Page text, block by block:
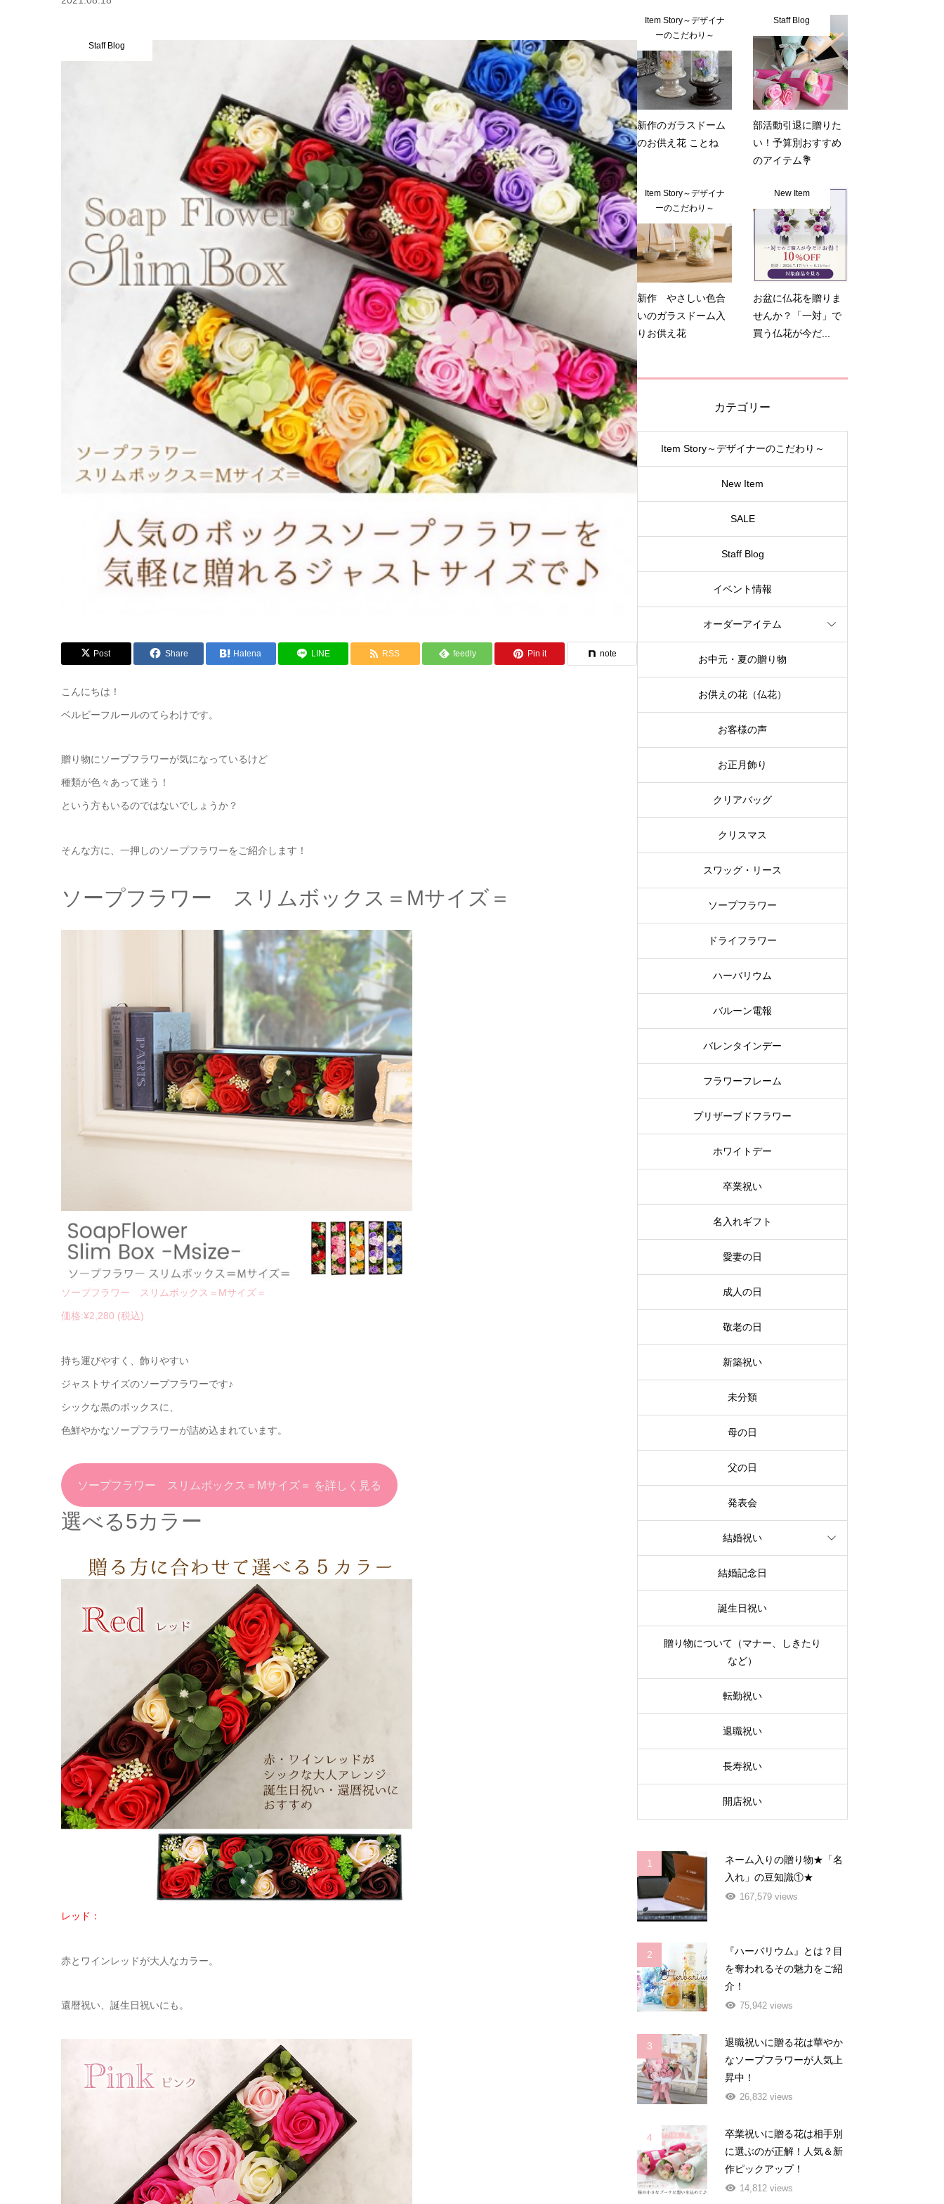
Staff Blog
Post Share Hatena LINE RSS feedly Pin it note
こんにちは！
ベルビーフルールのてらわけです。
贈り物にソープフラワーが気になっているけど
種類が色々あって迷う！
という方もいるのではないでしょうか？
そんな方に、一押しのソープフラワーをご紹介します！
ソープフラワー スリムボックス＝Mサイズ＝
ソープフラワー スリムボックス＝Mサイズ＝
価格:¥2,280 (税込)
持ち運びやすく、飾りやすい
ジャストサイズのソープフラワーです♪
シックな黒のボックスに、
色鮮やかなソープフラワーが詰め込まれています。
ソープフラワー スリムボックス＝Mサイズ＝ を詳しく見る
選べる5カラー
レッド：
赤とワインレッドが大人なカラー。
還暦祝い、誕生日祝いにも。
Item Story～デザイナ
ーのこだわり～
新作のガラスドーム
のお供え花 ことね
Staff Blog
部活動引退に贈りた
い！予算別おすすめ
のアイテム💐
Item Story～デザイナ
ーのこだわり～
新作 やさしい色合
いのガラスドーム入
りお供え花
New Item
お盆に仏花を贈りま
せんか？「一対」で
買う仏花が今だ...
カテゴリー
Item Story～デザイナーのこだわり～
New Item
SALE
Staff Blog
イベント情報
オーダーアイテム
お中元・夏の贈り物
お供えの花（仏花）
お客様の声
お正月飾り
クリアバッグ
クリスマス
スワッグ・リース
ソープフラワー
ドライフラワー
ハーバリウム
バルーン電報
バレンタインデー
フラワーフレーム
プリザーブドフラワー
ホワイトデー
卒業祝い
名入れギフト
愛妻の日
成人の日
敬老の日
新築祝い
未分類
母の日
父の日
発表会
結婚祝い
結婚記念日
誕生日祝い
贈り物について（マナー、しきたり
など）
転勤祝い
退職祝い
長寿祝い
開店祝い
1
ネーム入りの贈り物★「名
入れ」の豆知識①★
167,579 views
2
『ハーバリウム』とは？目
を奪われるその魅力をご紹
介！
75,942 views
3
退職祝いに贈る花は華やか
なソープフラワーが人気上
昇中！
26,832 views
4
卒業祝いに贈る花は相手別
に選ぶのが正解！人気＆新
作ピックアップ！
14,812 views